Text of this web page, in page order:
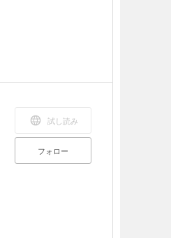
試し読み
フォロー